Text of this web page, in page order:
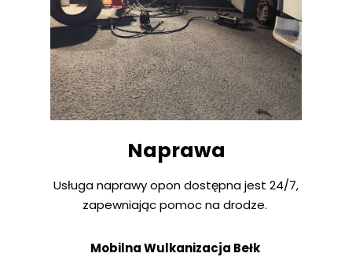
Naprawa
Usługa naprawy opon dostępna jest 24/7,
zapewniając pomoc na drodze.
Mobilna Wulkanizacja Bełk